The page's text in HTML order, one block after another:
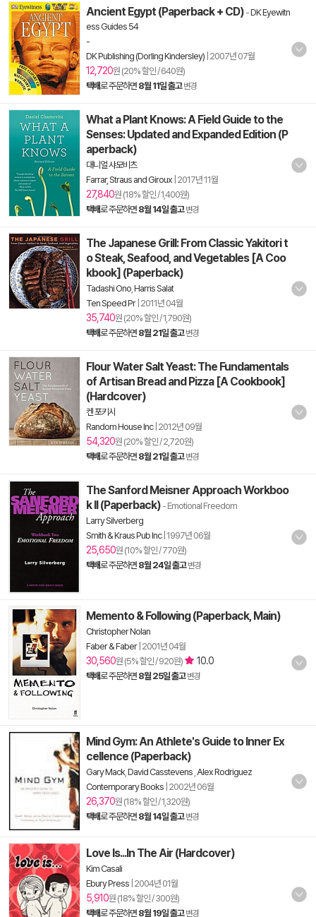
Ancient Egypt (Paperback + CD) -DK Eyewitn
ess Guides 54
-
DK Publishing (Dorling Kindersley) 2007년 07월
12,720원 (20% 할인 / 640원)
택배로 주문하면 8월 11일 출고 변경
What a Plant Knows: A Field Guide to the
Senses: Updated and Expanded Edition (P
aperback)
대니얼 샤모비츠
Farrar, Straus and Giroux 2017년 11월
27,840원 (18% 할인 / 1,400원)
택배로 주문하면 8월 14일 출고 변경
The Japanese Grill: From Classic Yakitori t
o Steak, Seafood, and Vegetables [A Coo
kbook] (Paperback)
Tadashi Ono Harris Salat
Ten Speed Pr| 2011년 04월
35,740원 (20% 할인 / 1,790원)
택배로 주문하면 8월 21일 출고 변경
Flour Water Salt Yeast: The Fundamentals
of Artisan Bread and Pizza [A Cookbook]
(Hardcover)
켄 포키시
Random House Inc| 2012년 09월
54,320원 (20% 할인 / 2,720원)
택배로 주문하면 8월 21일 출고 변경
The Sanford Meisner Approach Workboo
k II (Paperback) - Emotional Freedom
Larry Silverberg
Smith & Kraus Pub Inc| 1997년 06월
25,650원 (10% 할인 / 770원)
택배로 주문하면 8월 24일 출고 변경
Memento & Following (Paperback, Main)
Christopher Nolan
Faber & Faber| 2001년 04월
30,560원 (5% 할인 / 920원) 10.0
택배로 주문하면 8월 25일 출고 변경
Mind Gym: An Athlete's Guide to Inner Ex
cellence (Paperback)
Gary Mack, David Casstevens Alex Rodriguez
Contemporary Books 2002년 06월
26,370원 (18% 할인 / 1,320원)
택배로 주문하면 8월 14일 출고 변경
Love Is...In The Air (Hardcover)
Kim Casali
Ebury Press 2004년 01월
5,910원 (18% 할인 / 300원)
택배로 주문하면 8월 19일 출고 변경